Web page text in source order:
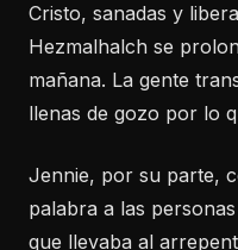
Cristo, sanadas y
Hezmalhalch se
mañana. La gente
llenas de gozo por lo
Jennie, por su parte,
palabra a las
que llevaba al